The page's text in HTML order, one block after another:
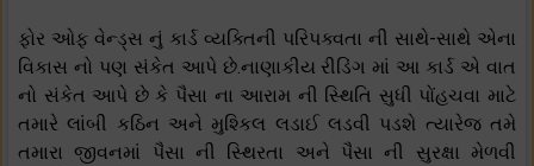
ફોર ઓફ વેન્ડ્સ નું કાર્ડ વ્યક્તિની પરિપક્વતા ની સાથે-સાથે એના
વિકાસ નો પણ સંકેત આપે છે.નાણાકીય રીડિંગ માં આ કાર્ડ એ વાત
નો સંકેત આપે છે કે પૈસા ના આરામ ની સ્થિતિ સુધી પોંહચવા માટે
તમારે લાંબી કઠિન અને મુશ્કિલ લડાઈ લડવી પડશે ત્યારેજ તમે
તમારા જીવનમાં પૈસા ની સ્થિરતા અને પૈસા ની સુરક્ષા મેળવી